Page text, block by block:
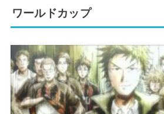
ワールドカップ